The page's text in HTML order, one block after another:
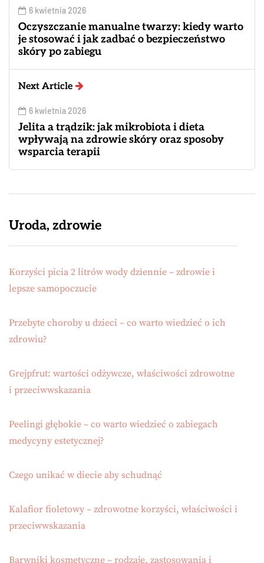
6 kwietnia 2026
Oczyszczanie manualne twarzy: kiedy warto
je stosować i jak zadbać o bezpieczeństwo
skóry po zabiegu
Next Article
6 kwietnia 2026
Jelita a trądzik: jak mikrobiota i dieta
wpływają na zdrowie skóry oraz sposoby
wsparcia terapii
Uroda, zdrowie
Korzyści picia 2 litrów wody dziennie – zdrowie i
lepsze samopoczucie
Przebyte choroby u dzieci – co warto wiedzieć o ich
zdrowiu?
Grejpfrut: wartości odżywcze, właściwości zdrowotne
i przeciwwskazania
Peelingi głębokie – co warto wiedzieć o zabiegach
medycyny estetycznej?
Czego unikać w diecie aby schudnąć
Kalafior fioletowy – zdrowotne korzyści, właściwości i
przeciwwskazania
Barwniki kosmetyczne – rodzaje, zastosowania i